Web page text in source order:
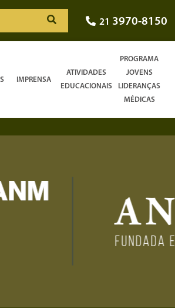
21 3970-8150
IMPRENSA
ATIVIDADES
EDUCACIONAIS
PROGRAMA
JOVENS
LIDERANÇAS
MÉDICAS